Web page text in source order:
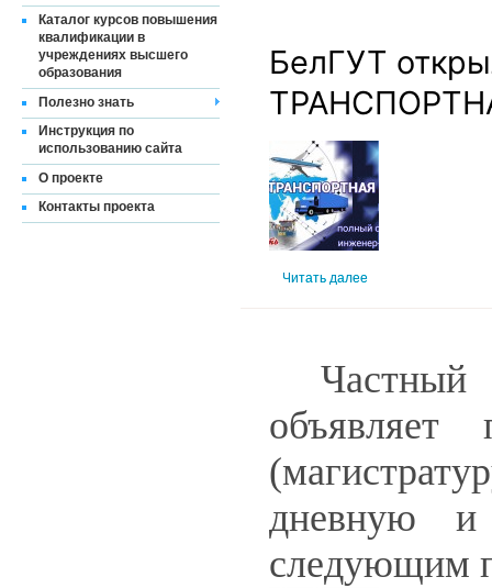
Каталог курсов повышения
квалификации в
учреждениях высшего
образования
Полезно знать
Инструкция по
использованию сайта
О проекте
Контакты проекта
БелГУТ
Читать далее
Частный
дневную и
следующим